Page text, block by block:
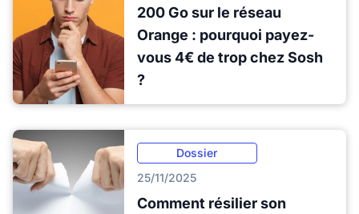
200 Go sur le réseau
Orange : pourquoi payez-
vous 4€ de trop chez Sosh
?
Dossier
25/11/2025
Comment résilier son